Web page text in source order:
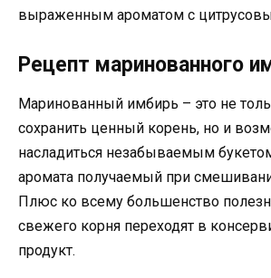
выраженным ароматом с
Рецепт маринованного
Маринованный имбирь – это не
сохранить ценный корень, но и
насладиться незабываемым
аромата получаемый при
Плюс ко всему большенство
свежего корня переходят в
продукт.